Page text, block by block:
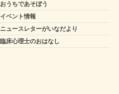
おうちであそぼう
イベント情報
ニュースレターがいなだより
臨床心理士のおはなし